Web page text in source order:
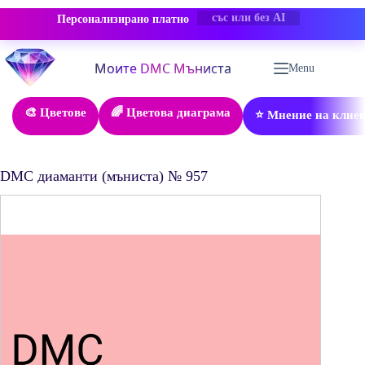
Персонализирано платно -50% ОТСТЪПКА
Skip
to
content
Menu
🎨 Цветове 🌈 Цветова диаграма ⭐ Мнение на
DMC диаманти (мъниста) № 957